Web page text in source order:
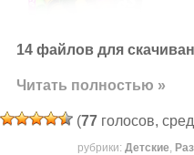
14 файлов для
Читать полностью »
(77 голосов,
рубрики:Детские